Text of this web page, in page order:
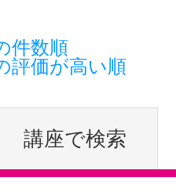
やりたいこ
特集をみる
件数順
評価が高い順
講座で検索